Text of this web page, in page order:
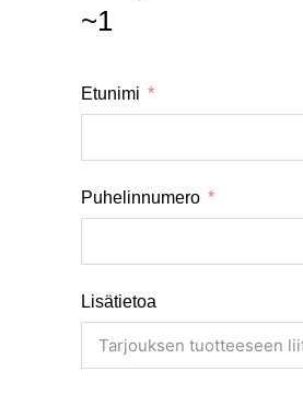
~1
Etunimi
Puhelinnumero
Lisätietoa